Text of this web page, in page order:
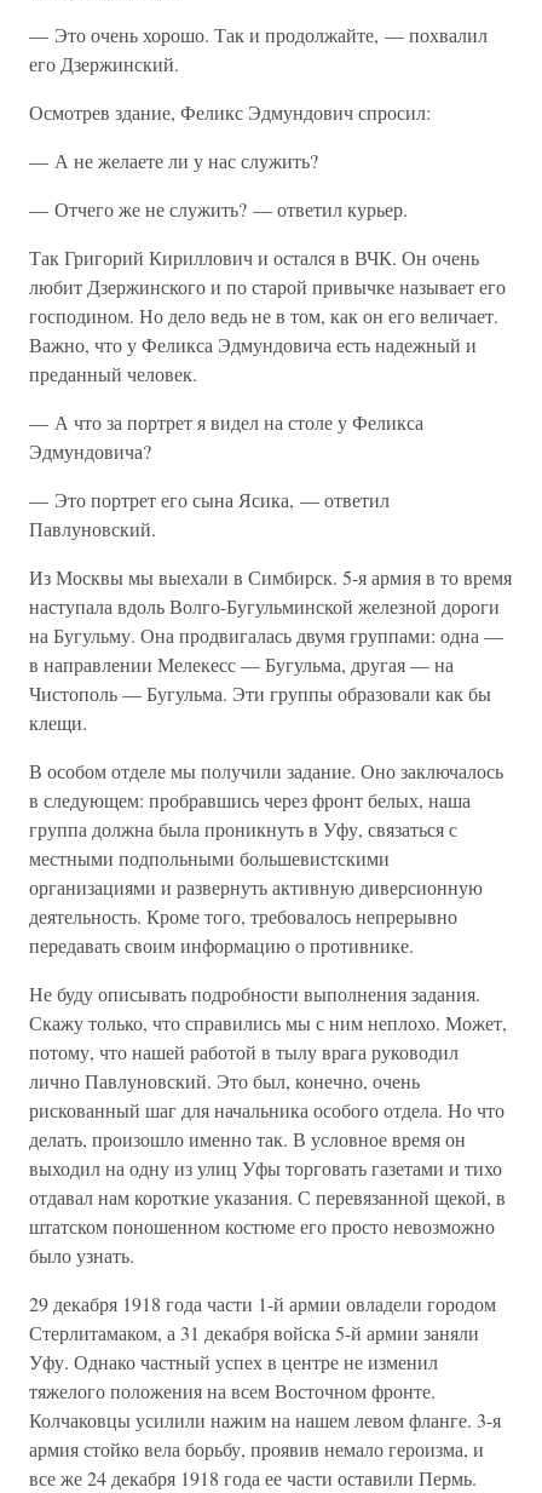
— Это очень хорошо. Так и продолжайте, — похвалил
его Дзержинский.
Осмотрев здание, Феликс Эдмундович спросил:
— А не желаете ли у нас служить?
— Отчего же не служить? — ответил курьер.
Так Григорий Кириллович и остался в ВЧК. Он очень
любит Дзержинского и по старой привычке называет его
господином. Но дело ведь не в том, как он его величает.
Важно, что у Феликса Эдмундовича есть надежный и
преданный человек.
— А что за портрет я видел на столе у Феликса
Эдмундовича?
— Это портрет его сына Ясика, — ответил
Павлуновский.
Из Москвы мы выехали в Симбирск. 5-я армия в то время
наступала вдоль Волго-Бугульминской железной дороги
на Бугульму. Она продвигалась двумя группами: одна —
в направлении Мелекесс — Бугульма, другая — на
Чистополь — Бугульма. Эти группы образовали как бы
клещи.
В особом отделе мы получили задание. Оно заключалось
в следующем: пробравшись через фронт белых, наша
группа должна была проникнуть в Уфу, связаться с
местными подпольными большевистскими
организациями и развернуть активную диверсионную
деятельность. Кроме того, требовалось непрерывно
передавать своим информацию о противнике.
Не буду описывать подробности выполнения задания.
Скажу только, что справились мы с ним неплохо. Может,
потому, что нашей работой в тылу врага руководил
лично Павлуновский. Это был, конечно, очень
рискованный шаг для начальника особого отдела. Но что
делать, произошло именно так. В условное время он
выходил на одну из улиц Уфы торговать газетами и тихо
отдавал нам короткие указания. С перевязанной щекой, в
штатском поношенном костюме его просто невозможно
было узнать.
29 декабря 1918 года части 1-й армии овладели городом
Стерлитамаком, а 31 декабря войска 5-й армии заняли
Уфу. Однако частный успех в центре не изменил
тяжелого положения на всем Восточном фронте.
Колчаковцы усилили нажим на нашем левом фланге. 3-я
армия стойко вела борьбу, проявив немало героизма, и
все же 24 декабря 1918 года ее части оставили Пермь.